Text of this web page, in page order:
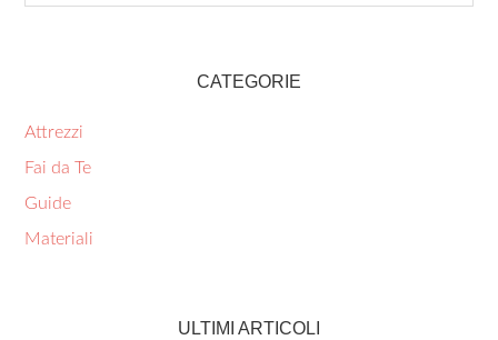
CATEGORIE
Attrezzi
Fai da Te
Guide
Materiali
ULTIMI ARTICOLI